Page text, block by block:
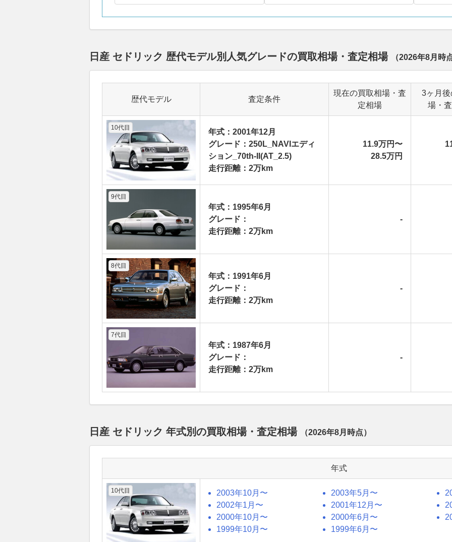
日産 セドリック 歴代モデル別人気グレードの買取相場・査定相場 （2026年8月 時
歴代モデル 査定条件
現在の買取相場・査
定相場
3ヶ月
場・
10代目
年式：2001年12月
グレード：250L_NAVIエディ
ション_70th-II(AT_2.5)
走行距離：2万km
11.9万円〜
28.5万円
9代目
年式：1995年6月
グレード：
走行距離：2万km
-
8代目
年式：1991年6月
グレード：
走行距離：2万km
-
7代目
年式：1987年6月
グレード：
走行距離：2万km
-
日産 セドリック 年式別の買取相場・査定相場 （2026年8月 時点）
年式
10代目 2003年10月〜 2003年5月〜
2002年1月〜
2001年12月〜
2000年10月〜
2000年6月〜
1999年10月〜
1999年6月〜